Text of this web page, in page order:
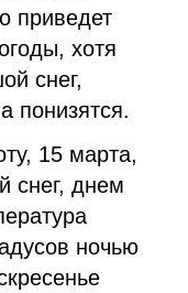
приведет
хотя
снег,
понизятся.
15 марта,
снег, днем
ночью